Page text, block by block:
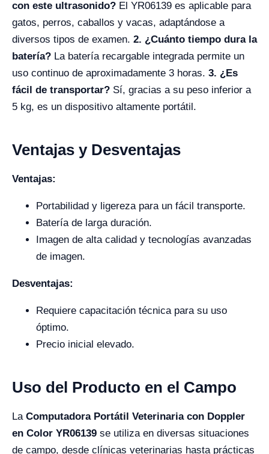
con este ultrasonido? El YR06139 es aplicable para
gatos, perros, caballos y vacas, adaptándose a
diversos tipos de examen. 2. ¿Cuánto tiempo dura la
batería? La batería recargable integrada permite un
uso continuo de aproximadamente 3 horas. 3. ¿Es
fácil de transportar? Sí, gracias a su peso inferior a
5 kg, es un dispositivo altamente portátil.
Ventajas y Desventajas
Ventajas:
Portabilidad y ligereza para un fácil transporte.
Batería de larga duración.
Imagen de alta calidad y tecnologías avanzadas
de imagen.
Desventajas:
Requiere capacitación técnica para su uso
óptimo.
Precio inicial elevado.
Uso del Producto en el Campo
La Computadora Portátil Veterinaria con Doppler
en Color YR06139 se utiliza en diversas situaciones
de campo, desde clínicas veterinarias hasta prácticas